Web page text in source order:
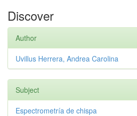
Discover
Author
Uvillus Herrera, Andrea Carolina
Subject
Espectrometría de chispa